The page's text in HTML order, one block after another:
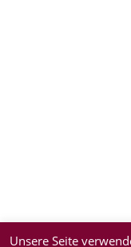
Unsere Seite